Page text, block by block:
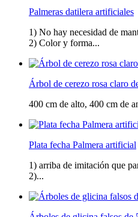
Palmeras datilera artificiales
1) No hay necesidad de
2) Color y forma...
Árbol de cerezo rosa claro
400 cm de alto, 400 cm de
Plata fecha Palmera artificial
1) arriba de imitación que
2)...